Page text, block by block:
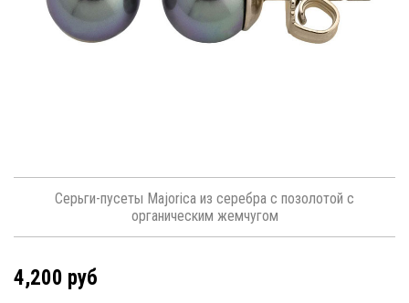
Серьги-пусеты Majorica из серебра с позолотой с
органическим жемчугом
4,200 руб